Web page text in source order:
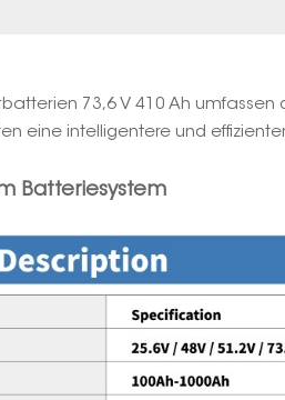
73,6 V 410 Ah
eine intelligentere und
Batteriesystem